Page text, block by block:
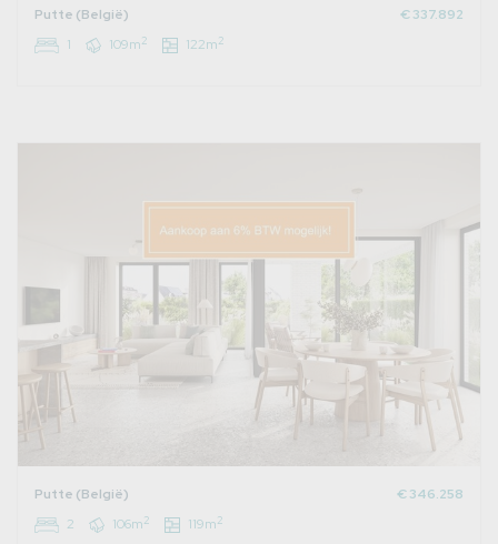
Putte (België)
€ 337.892
1
109m2 122m2
Putte (België)
€ 346.258
2
106m2 119m2